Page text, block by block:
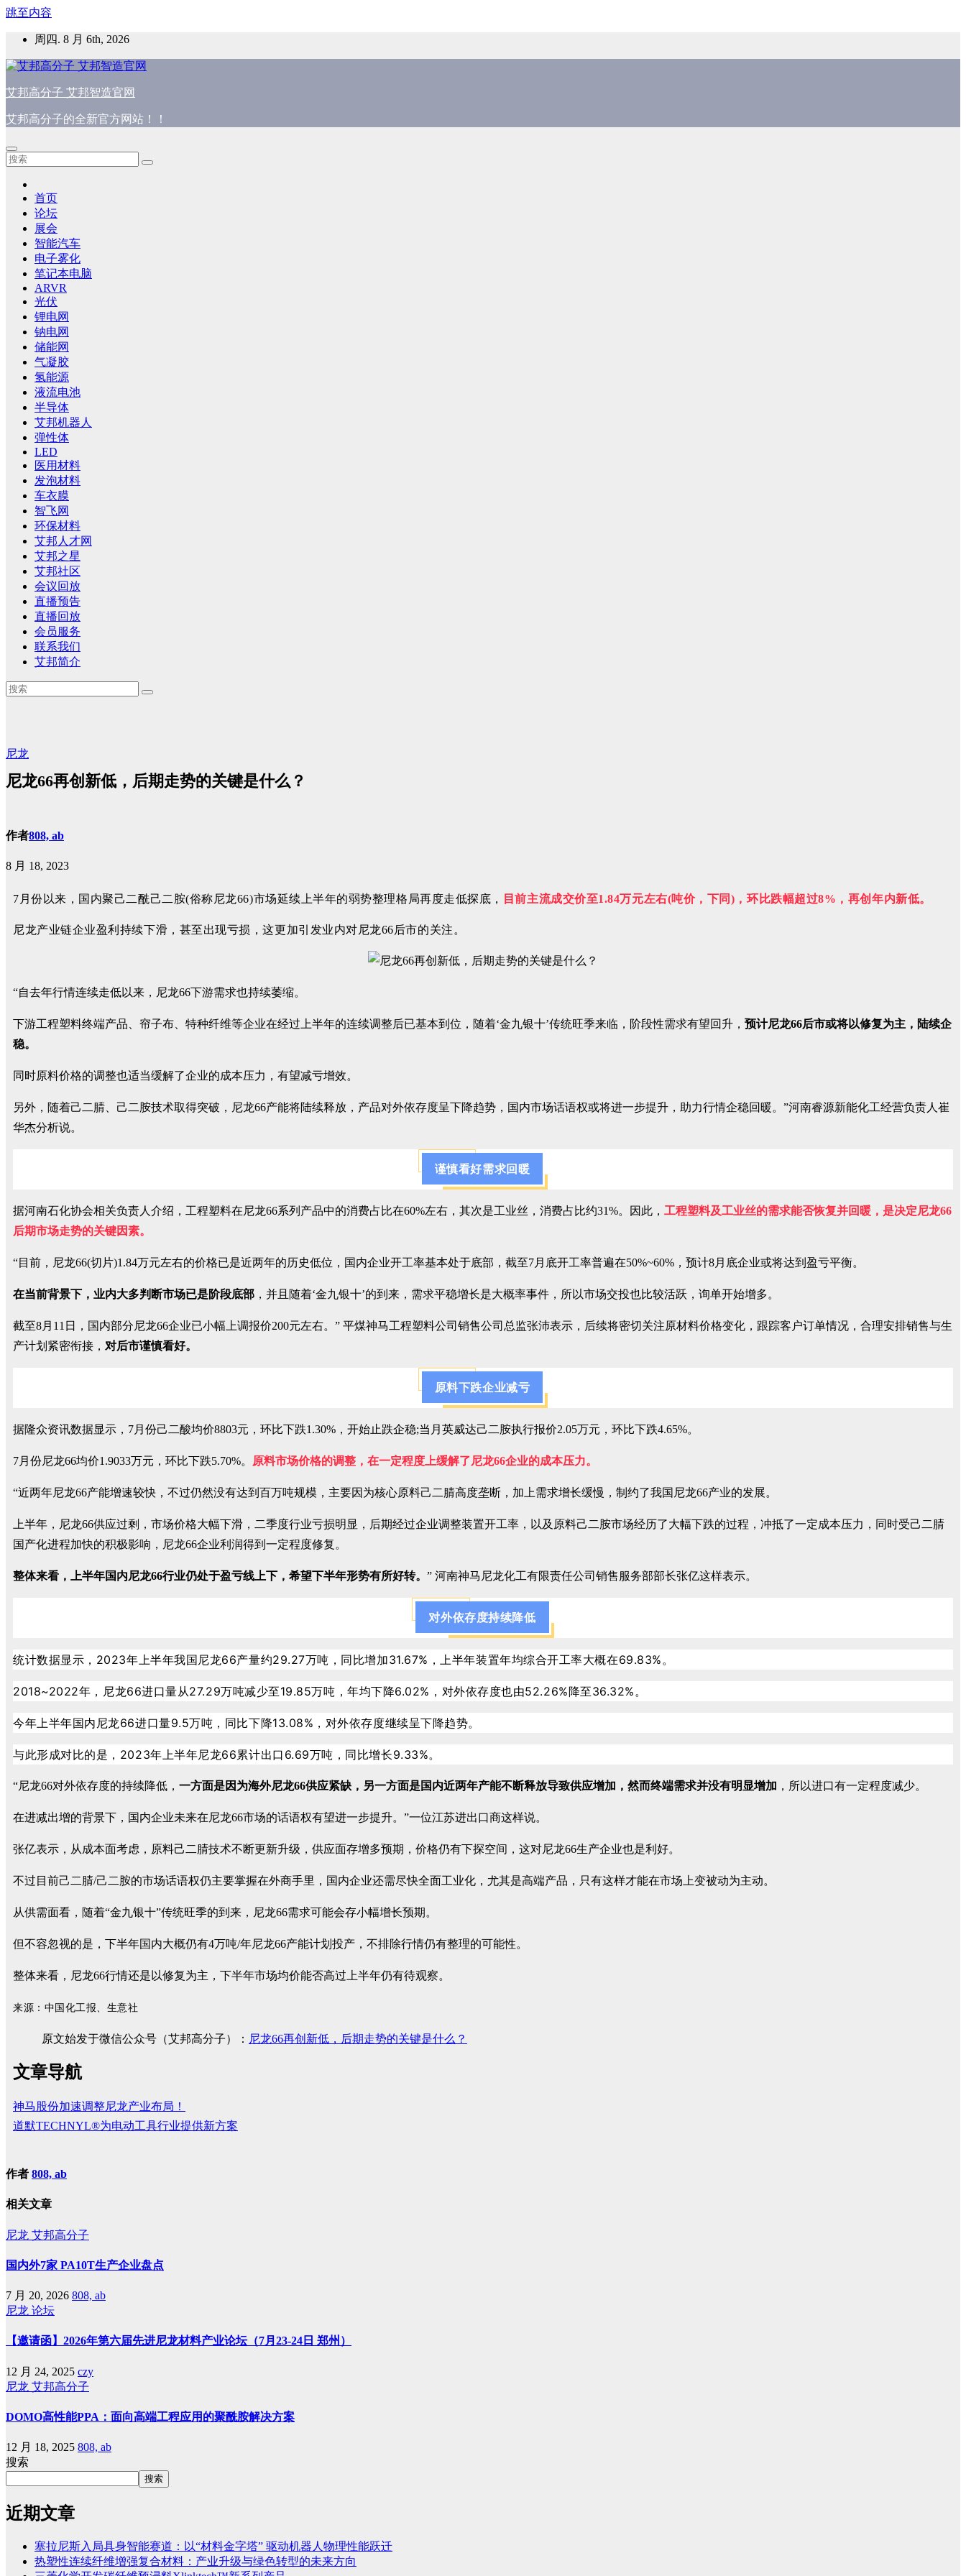
跳至内容
周四. 8 月 6th, 2026
艾邦高分子 艾邦智造官网
艾邦高分子的全新官方网站！！
首页
论坛
展会
智能汽车
电子雾化
笔记本电脑
ARVR
光伏
锂电网
钠电网
储能网
气凝胶
氢能源
液流电池
半导体
艾邦机器人
弹性体
LED
医用材料
发泡材料
车衣膜
智飞网
环保材料
艾邦人才网
艾邦之星
艾邦社区
会议回放
直播预告
直播回放
会员服务
联系我们
艾邦简介
尼龙
尼龙66再创新低，后期走势的关键是什么？
作者808, ab
8 月 18, 2023
7月份以来，国内聚己二酰己二胺(俗称尼龙66)市场延续上半年的弱势整理格局再度走低探底， 目前主流成交价至1.84万元左右(吨价，下同)，环比跌幅超过8%，再创年内新低。
尼龙产业链企业盈利持续下滑，甚至出现亏损，这更加引发业内对尼龙66后市的关注。
“自去年行情连续走低以来，尼龙66下游需求也持续萎缩。
下游工程塑料终端产品、帘子布、特种纤维等企业在经过上半年的连续调整后已基本到位，随着‘金九银十’传统旺季来临，阶段性需求有望回升， 预计尼龙66后市或将以修复为主，陆续企
稳。
同时原料价格的调整也适当缓解了企业的成本压力，有望减亏增效。
另外，随着己二腈、己二胺技术取得突破，尼龙66产能将陆续释放，产品对外依存度呈下降趋势，国内市场话语权或将进一步提升，助力行情企稳回暖。”河南睿源新能化工经营负责人崔
华杰分析说。
谨慎看好需求回暖
据河南石化协会相关负责人介绍，工程塑料在尼龙66系列产品中的消费占比在60%左右，其次是工业丝，消费占比约31%。因此， 工程塑料及工业丝的需求能否恢复并回暖，是决定尼龙66
后期市场走势的关键因素。
“目前，尼龙66(切片)1.84万元左右的价格已是近两年的历史低位，国内企业开工率基本处于底部，截至7月底开工率普遍在50%~60%，预计8月底企业或将达到盈亏平衡。
在当前背景下，业内大多判断市场已是阶段底部 ，并且随着‘金九银十’的到来，需求平稳增长是大概率事件，所以市场交投也比较活跃，询单开始增多。
截至8月11日，国内部分尼龙66企业已小幅上调报价200元左右。” 平煤神马工程塑料公司销售公司总监张沛表示，后续将密切关注原材料价格变化，跟踪客户订单情况，合理安排销售与生
产计划紧密衔接， 对后市谨慎看好。
原料下跌企业减亏
据隆众资讯数据显示，7月份己二酸均价8803元，环比下跌1.30%，开始止跌企稳;当月英威达己二胺执行报价2.05万元，环比下跌4.65%。
7月份尼龙66均价1.9033万元，环比下跌5.70%。 原料市场价格的调整，在一定程度上缓解了尼龙66企业的成本压力。
“近两年尼龙66产能增速较快，不过仍然没有达到百万吨规模，主要因为核心原料己二腈高度垄断，加上需求增长缓慢，制约了我国尼龙66产业的发展。
上半年，尼龙66供应过剩，市场价格大幅下滑，二季度行业亏损明显，后期经过企业调整装置开工率，以及原料己二胺市场经历了大幅下跌的过程，冲抵了一定成本压力，同时受己二腈
国产化进程加快的积极影响，尼龙66企业利润得到一定程度修复。
整体来看，上半年国内尼龙66行业仍处于盈亏线上下，希望下半年形势有所好转。 ” 河南神马尼龙化工有限责任公司销售服务部部长张亿这样表示。
对外依存度持续降低
统计数据显示，2023年上半年我国尼龙66产量约29.27万吨，同比增加31.67%，上半年装置年均综合开工率大概在69.83%。
2018~2022年，尼龙66进口量从27.29万吨减少至19.85万吨，年均下降6.02%，对外依存度也由52.26%降至36.32%。
今年上半年国内尼龙66进口量9.5万吨，同比下降13.08%，对外依存度继续呈下降趋势。
与此形成对比的是，2023年上半年尼龙66累计出口6.69万吨，同比增长9.33%。
“尼龙66对外依存度的持续降低， 一方面是因为海外尼龙66供应紧缺，另一方面是国内近两年产能不断释放导致供应增加，然而终端需求并没有明显增加 ，所以进口有一定程度减少。
在进减出增的背景下，国内企业未来在尼龙66市场的话语权有望进一步提升。”一位江苏进出口商这样说。
张亿表示，从成本面考虑，原料己二腈技术不断更新升级，供应面存增多预期，价格仍有下探空间，这对尼龙66生产企业也是利好。
不过目前己二腈/己二胺的市场话语权仍主要掌握在外商手里，国内企业还需尽快全面工业化，尤其是高端产品，只有这样才能在市场上变被动为主动。
从供需面看，随着“金九银十”传统旺季的到来，尼龙66需求可能会存小幅增长预期。
但不容忽视的是，下半年国内大概仍有4万吨/年尼龙66产能计划投产，不排除行情仍有整理的可能性。
整体来看，尼龙66行情还是以修复为主，下半年市场均价能否高过上半年仍有待观察。
来源：中国化工报、生意社
原文始发于微信公众号（艾邦高分子）： 尼龙66再创新低，后期走势的关键是什么？
文章导航
神马股份加速调整尼龙产业布局！
道默TECHNYL®为电动工具行业提供新方案
作者 808, ab
相关文章
尼龙 艾邦高分子
国内外7家 PA10T生产企业盘点
7 月 20, 2026 808, ab
尼龙 论坛
【邀请函】2026年第六届先进尼龙材料产业论坛（7月23-24日 郑州）
12 月 24, 2025 czy
尼龙 艾邦高分子
DOMO高性能PPA：面向高端工程应用的聚酰胺解决方案
12 月 18, 2025 808, ab
搜索
搜索
近期文章
塞拉尼斯入局具身智能赛道：以“材料金字塔” 驱动机器人物理性能跃迁
热塑性连续纤维增强复合材料：产业升级与绿色转型的未来方向